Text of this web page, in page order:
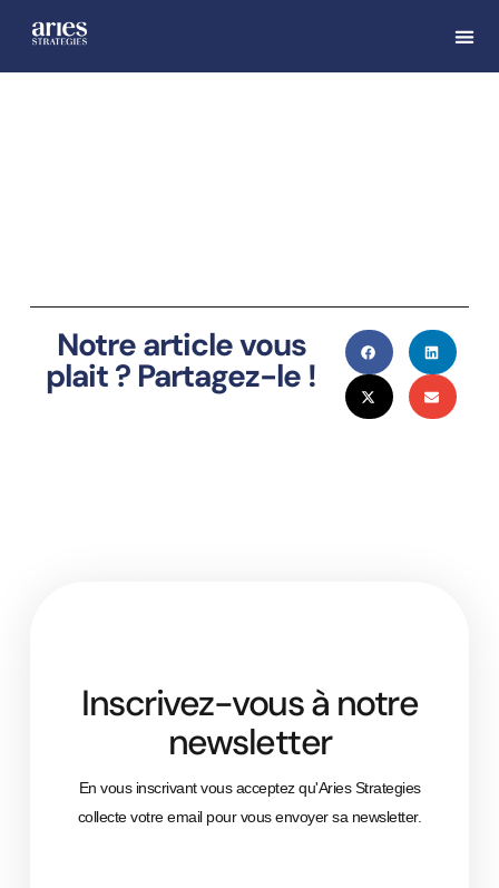
Notre article vous
plait ? Partagez-le !
Inscrivez-vous à notre
newsletter
En vous inscrivant vous acceptez qu'Aries Strategies
collecte votre email pour vous envoyer sa newsletter.